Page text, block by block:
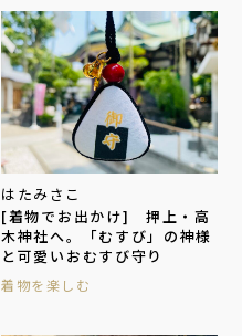
はたみさこ
[着物でお出かけ] 押上・高
木神社へ。「むすび」の神様
と可愛いおむすび守り
着物を楽しむ